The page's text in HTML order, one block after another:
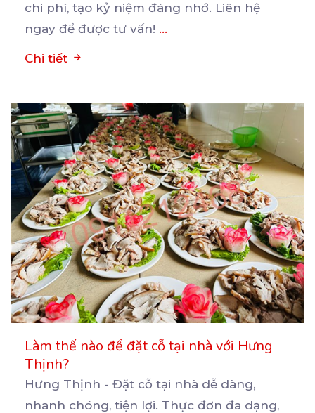
chi phí, tạo kỷ niệm đáng nhớ. Liên hệ
ngay để được tư vấn! ...
Chi tiết
Làm thế nào để đặt cỗ tại nhà với Hưng
Thịnh?
Hưng Thịnh - Đặt cỗ tại nhà dễ dàng,
nhanh chóng, tiện lợi. Thực đơn đa dạng,